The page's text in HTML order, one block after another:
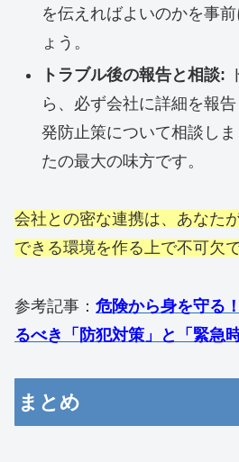
を伝えればよいのかを事
ょう。
トラブル後の報告と相談:
ら、必ず会社に詳細を報
発防止策について相談し
たの最大の味方です。
会社との密な連携は、あなた
できる環境を作る上で不可欠で
参考記事： 危険から身を守る
るべき「防犯対策」と「緊急
まとめ